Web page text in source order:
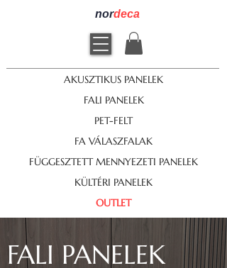
nordeca
AKUSZTIKUS PANELEK
FALI PANELEK
PET-FELT
FA VÁLASZFALAK
FÜGGESZTETT MENNYEZETI PANELEK
KÜLTÉRI PANELEK
OUTLET
FALI PANELEK